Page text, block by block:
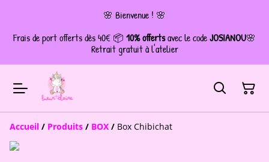
🌸 Bienvenue ! 🌸
Frais de port offerts dès 40€ 📦 10% offertsavec le codeJOSIANOU🌸
Retrait gratuit à l'atelier
Accueil / Produits / BOX / Box Chibichat